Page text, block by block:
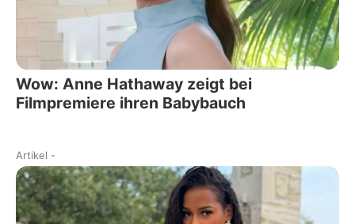
Wow: Anne Hathaway zeigt bei
Filmpremiere ihren Babybauch
Artikel -